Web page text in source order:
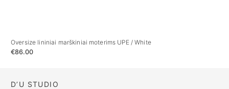
Oversize lininiai marškiniai moterims UPE / White
€86.00
D’U STUDIO